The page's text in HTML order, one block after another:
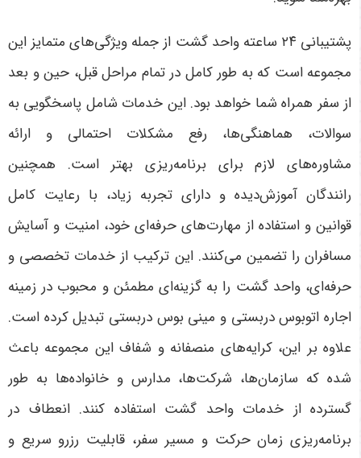
پشتیبانی ۲۴ ساعته واحد گشت از جمله ویژگی‌های متمایز این
مجموعه است که به طور کامل در تمام مراحل قبل، حین و بعد
از سفر همراه شما خواهد بود. این خدمات شامل پاسخگویی به
سوالات، هماهنگی‌ها، رفع مشکلات احتمالی و ارائه
مشاوره‌های لازم برای برنامه‌ریزی بهتر است. همچنین
رانندگان آموزش‌دیده و دارای تجربه زیاد، با رعایت کامل
قوانین و استفاده از مهارت‌های حرفه‌ای خود، امنیت و آسایش
مسافران را تضمین می‌کنند. این ترکیب از خدمات تخصصی و
حرفه‌ای، واحد گشت را به گزینه‌ای مطمئن و محبوب در زمینه
اجاره اتوبوس دربستی و مینی بوس دربستی تبدیل کرده است.
علاوه بر این، کرایه‌های منصفانه و شفاف این مجموعه باعث
شده که سازمان‌ها، شرکت‌ها، مدارس و خانواده‌ها به طور
گسترده از خدمات واحد گشت استفاده کنند. انعطاف در
برنامه‌ریزی زمان حرکت و مسیر سفر، قابلیت رزرو سریع و